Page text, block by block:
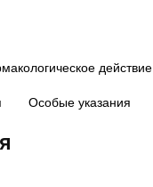
действие
Особые указания